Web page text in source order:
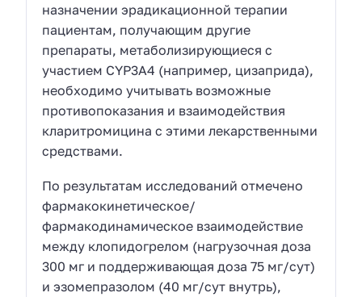
назначении эрадикационной терапии
пациентам, получающим другие
препараты, метаболизирующиеся с
участием CYP3A4 (например, цизаприда),
необходимо учитывать возможные
противопоказания и взаимодействия
кларитромицина с этими лекарственными
средствами.
По результатам исследований отмечено
фармакокинетическое/
фармакодинамическое взаимодействие
между клопидогрелом (нагрузочная доза
300 мг и поддерживающая доза 75 мг/сут)
и эзомепразолом (40 мг/сут внутрь),